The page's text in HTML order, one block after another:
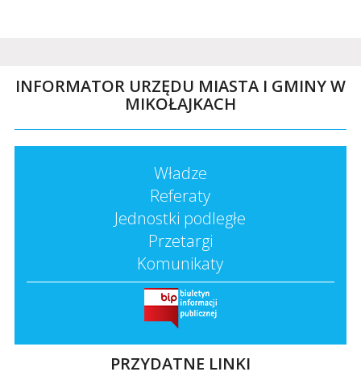
INFORMATOR URZĘDU MIASTA I GMINY W
MIKOŁAJKACH
Władze
Referaty
Jednostki podległe
Przetargi
Komunikaty
PRZYDATNE LINKI